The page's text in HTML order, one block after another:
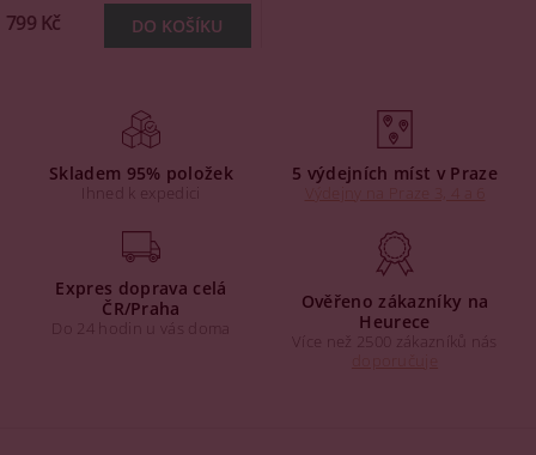
799 Kč
Skladem 95% položek
Ihned k expedici
5 výdejních míst v Praze
Expres doprava celá
ČR/Praha
Do 24 hodin u vás doma
Ověřeno zákazníky na
Heurece
Více než 2500 zákazníků nás